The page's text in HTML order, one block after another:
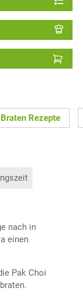
Braten Rezepte
nach in
einen
Pak Choi